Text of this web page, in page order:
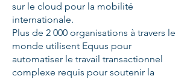
sur le cloud pour la mobilité
internationale.
Plus de 2 000 organisations à travers le
monde utilisent Equus pour
automatiser le travail transactionnel
complexe requis pour soutenir la